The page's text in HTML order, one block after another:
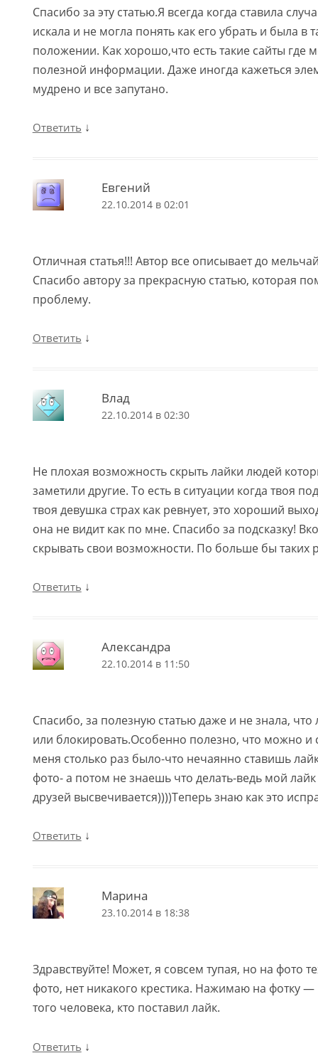
Спасибо за эту статью.Я всегда когда ставила
искала и не могла понять как его убрать и была в
положении. Как хорошо,что есть такие сайты где
полезной информации. Даже иногда кажеться
мудрено и все запутано.
Ответить ↓
Евгений
22.10.2014 в 02:01
Отличная статья!!! Автор все описывает до
Спасибо автору за прекрасную статью, которая
проблему.
Ответить ↓
Влад
22.10.2014 в 02:30
Не плохая возможность скрыть лайки людей
заметили другие. То есть в ситуации когда твоя
твоя девушка страх как ревнует, это хороший
она не видит как по мне. Спасибо за подсказку!
скрывать свои возможности. По больше бы таких
Ответить ↓
Александра
22.10.2014 в 11:50
Спасибо, за полезную статью даже и не знала,
или блокировать.Особенно полезно, что можно и
меня столько раз было-что нечаянно ставишь
фото- а потом не знаешь что делать-ведь мой
друзей высвечивается))))Теперь знаю как это
Ответить ↓
Марина
23.10.2014 в 18:38
Здравствуйте! Может, я совсем тупая, но на фото
фото, нет никакого крестика. Нажимаю на фотку
того человека, кто поставил лайк.
Ответить ↓